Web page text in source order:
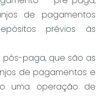
de pagamentos
prévios às
paga, que são as
de pagamentos e
uma operação de